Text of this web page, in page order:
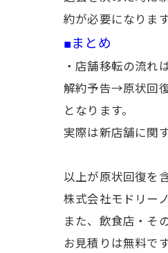
約が必要になります
■まとめ
・店舗移転の流れは
解約予告→原状回
となります。
実際は新店舗に関
以上が原状回復を
株式会社モドリー
また、飲食店・そ
お見積りは無料で